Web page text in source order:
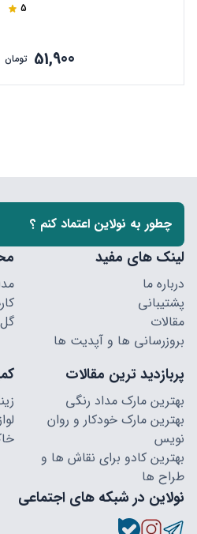
5
51,900 تومان
چطور به نولاین اعتماد کنم ؟
لینک های مفید
درباره ما
پشتیبانی
مقالات
بروزرسانی ها و آپدیت ها
پربازدید ترین مقالات
بهترین مارک مداد رنگی
بهترین مارک خودکار و روان
نویس
بهترین کادو برای نقاش ها و
طراح ها
نولاین در شبکه های اجتماعی